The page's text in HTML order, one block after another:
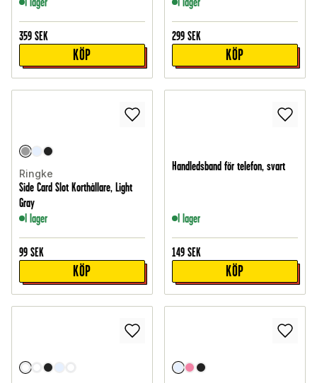
359 SEK
KÖP
299 SEK
KÖP
Ringke
Side Card Slot Korthållare, Light
Gray
I lager
99 SEK
KÖP
Handledsband för telefon, svart
I lager
149 SEK
KÖP